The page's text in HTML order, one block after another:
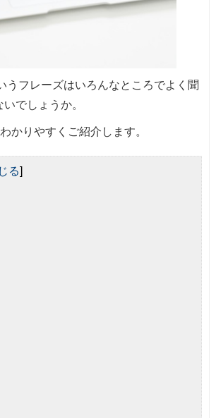
うフレーズはいろんなところでよく聞
でしょうか。
かりやすくご紹介します。
る]